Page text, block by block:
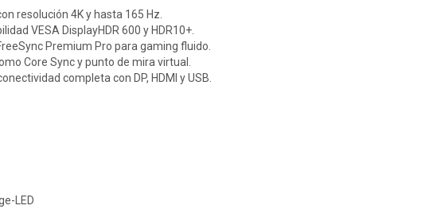
resolución 4K y hasta 165 Hz.
VESA DisplayHDR 600 y HDR10+.
Premium Pro para gaming fluido.
Core Sync y punto de mira virtual.
completa con DP, HDMI y USB.
LED